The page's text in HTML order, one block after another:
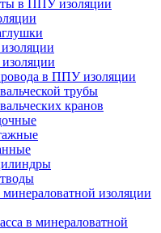
в ППУ изоляции
в ППУ изоляции
трубы
кранов
минераловатной изоляции
в минераловатной